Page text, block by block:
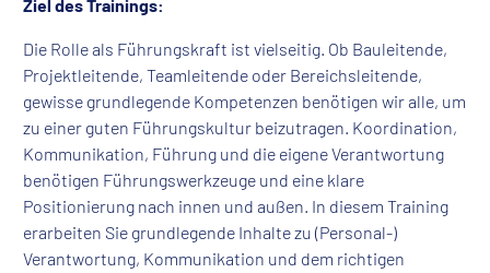
Ziel des Trainings:
Die Rolle als Führungskraft ist vielseitig. Ob Bauleitende,
Projektleitende, Teamleitende oder Bereichsleitende,
gewisse grundlegende Kompetenzen benötigen wir alle, um
zu einer guten Führungskultur beizutragen. Koordination,
Kommunikation, Führung und die eigene Verantwortung
benötigen Führungswerkzeuge und eine klare
Positionierung nach innen und außen. In diesem Training
erarbeiten Sie grundlegende Inhalte zu (Personal-)
Verantwortung, Kommunikation und dem richtigen